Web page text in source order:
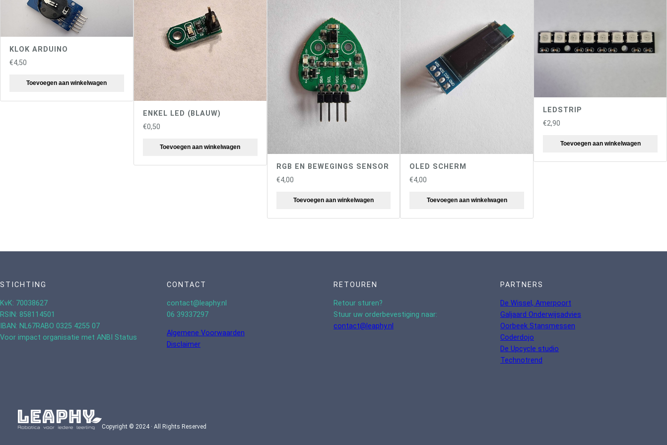
KLOK ARDUINO
€4,50
Toevoegen aan winkelwagen
ENKEL LED (BLAUW)
€0,50
Toevoegen aan winkelwagen
RGB EN BEWEGINGS SENSOR
€4,00
Toevoegen aan winkelwagen
OLED SCHERM
€4,00
Toevoegen aan winkelwagen
LEDSTRIP
€2,90
Toevoegen aan winkelwagen
STICHTING
KvK: 70038627
RSIN: 858114501
IBAN: NL67RABO 0325 4255 07
Voor impact organisatie met ANBI Status
CONTACT
contact@leaphy.nl
06 39337297
Algemene Voorwaarden
Disclaimer
RETOUREN
Retour sturen?
Stuur uw orderbevestiging naar:
contact@leaphy.nl
PARTNERS
De Wissel, Amerpoort
Galjaard Onderwijsadvies
Oorbeek Stansmessen
Coderdojo
De Upcycle studio
Technotrend
Copyright © 2024 · All Rights Reserved